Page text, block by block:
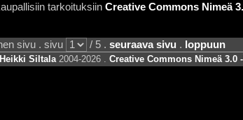
tarkoituksiin Creative Commons Nimeä
sivu . sivu / 5 . seuraava sivu . loppuun
Heikki Siltala2004-2026 . Creative Commons Nimeä 3.0